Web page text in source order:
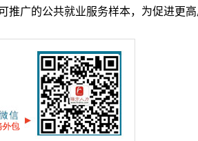
推广的公共就业服务样本，为促进更